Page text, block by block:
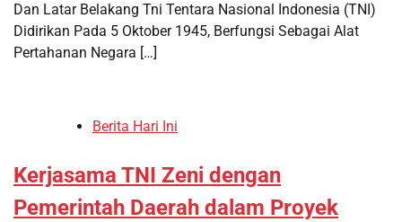
Dan Latar Belakang Tni Tentara Nasional Indonesia (TNI)
Didirikan Pada 5 Oktober 1945, Berfungsi Sebagai Alat
Pertahanan Negara […]
Berita Hari Ini
Kerjasama TNI Zeni dengan
Pemerintah Daerah dalam Proyek